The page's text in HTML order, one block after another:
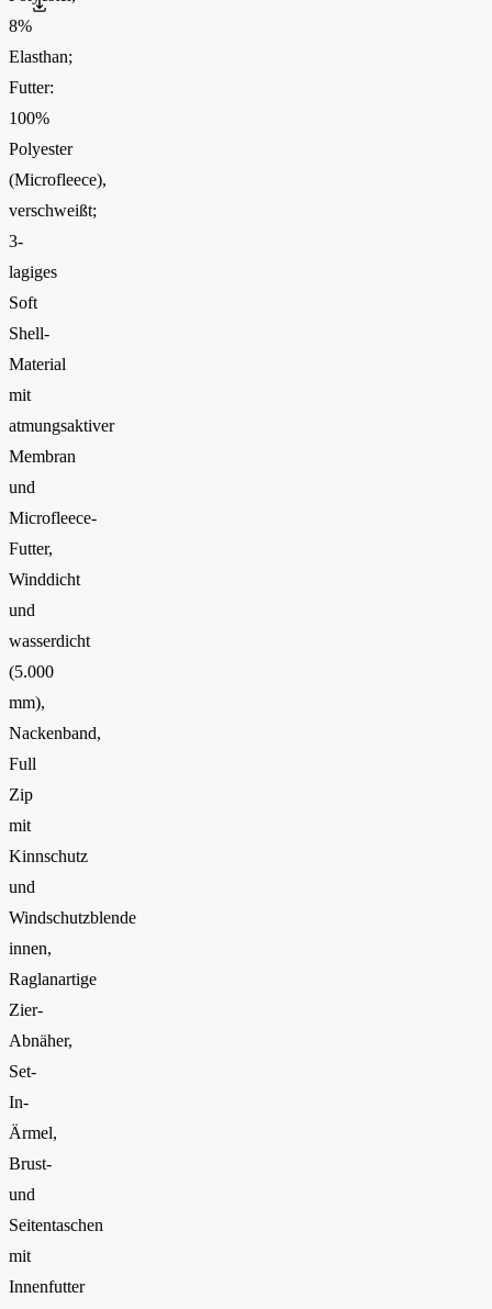
8%
Elasthan;
Futter:
100%
Polyester
(Microfleece),
verschweißt;
3-
lagiges
Soft
Shell-
Material
mit
atmungsaktiver
Membran
und
Microfleece-
Futter,
Winddicht
und
wasserdicht
(5.000
mm),
Nackenband,
Full
Zip
mit
Kinnschutz
und
Windschutzblende
innen,
Raglanartige
Zier-
Abnäher,
Set-
In-
Ärmel,
Brust-
und
Seitentaschen
mit
Innenfutter
Russell_Athletic_CATALOGUE 2026_EN_WEB